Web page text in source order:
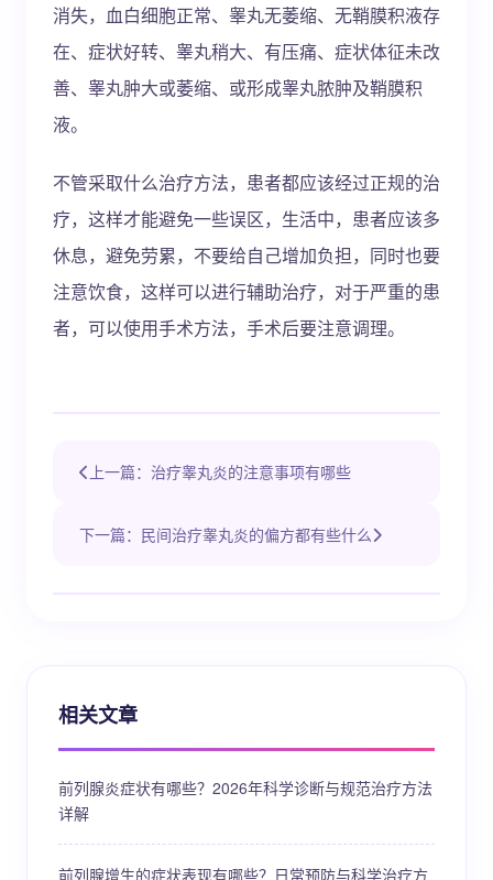
消失，血白细胞正常、睾丸无萎缩、无鞘膜积液存
在、症状好转、睾丸稍大、有压痛、症状体征未改
善、睾丸肿大或萎缩、或形成睾丸脓肿及鞘膜积
液。
不管采取什么治疗方法，患者都应该经过正规的治
疗，这样才能避免一些误区，生活中，患者应该多
休息，避免劳累，不要给自己增加负担，同时也要
注意饮食，这样可以进行辅助治疗，对于严重的患
者，可以使用手术方法，手术后要注意调理。
上一篇：治疗睾丸炎的注意事项有哪些
下一篇：民间治疗睾丸炎的偏方都有些什么
相关文章
前列腺炎症状有哪些？2026年科学诊断与规范治疗方法
详解
前列腺增生的症状表现有哪些？日常预防与科学治疗方